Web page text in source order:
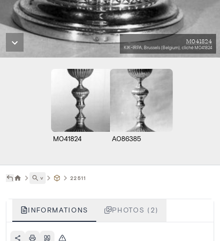
M041824
KIK-IRPA, Brussels (Belgium), cliché M041824
M041824 A086385
˅ 22511
INFORMATIONS PHOTOS (2)